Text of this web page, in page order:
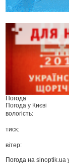
Погода
Погода у Києві
вологість:
тиск:
вітер:
Погода наsinoptik.ua